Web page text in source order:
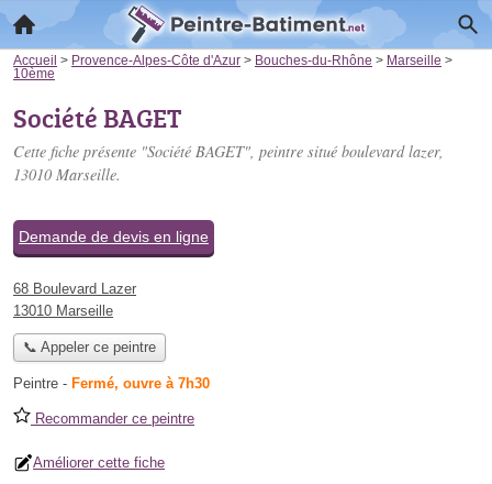
Accueil > Provence-Alpes-Côte d'Azur > Bouches-du-Rhône > Marseille >
10ème
Société BAGET
Cette fiche présente "Société BAGET", peintre situé boulevard lazer,
13010 Marseille.
Demande de devis en ligne
68 Boulevard Lazer
13010 Marseille
📞 Appeler ce peintre
Peintre - Fermé, ouvre à 7h30
Recommander ce peintre
Améliorer cette fiche